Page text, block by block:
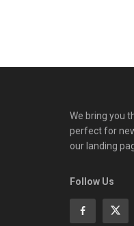
We bring you
perfect for
our landing
Follow Us